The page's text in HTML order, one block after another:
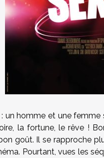
un homme et une femme
la fortune, le rêve !
goût. Il se rapproche
Pourtant, vues les